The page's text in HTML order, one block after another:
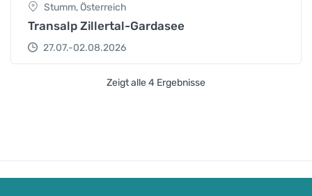
Stumm, Österreich
Transalp Zillertal-Gardasee
27.07.-02.08.2026
Zeigt alle 4 Ergebnisse